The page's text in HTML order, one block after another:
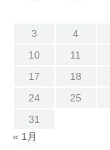
3
4
10
11
17
18
24
25
31
« 1月